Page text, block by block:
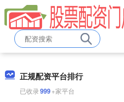
正规配资平台排行
已收录999+家平台